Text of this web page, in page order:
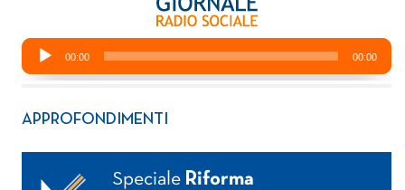
APPROFONDIMENTI
Speciale Riforma